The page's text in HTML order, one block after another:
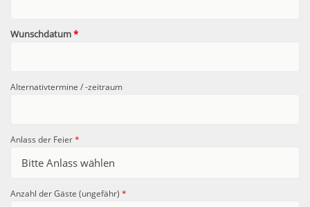
Wunschdatum*
Alternativtermine / -zeitraum
Anlass der Feier*
Anzahl der Gäste (ungefähr) *